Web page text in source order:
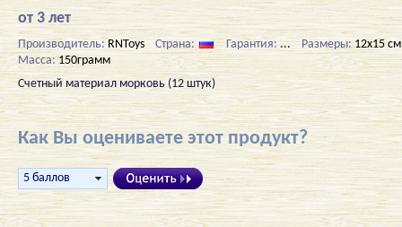
от 3 лет
Производитель: RNToys Страна: Гарантия: ... Размеры: 12х15 см
Масса:150грамм
Счетный материал морковь (12 штук)
Как Вы оцениваете этот продукт?